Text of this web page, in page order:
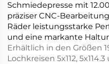
Schmiedepresse mit
präziser CNC-
Räder leistungsstarke
und eine markante
Erhältlich in den Größen
Lochkreisen 5x112,